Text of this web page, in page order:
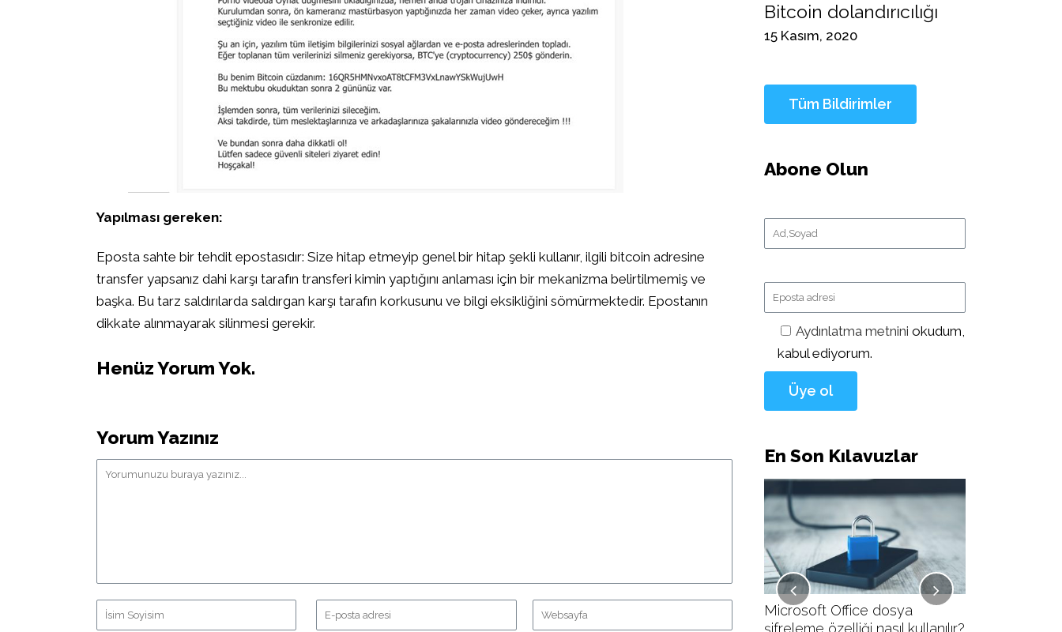
Yapılması gereken:
Eposta sahte bir tehdit epostasıdır: Size hitap etmeyip genel bir hitap şekli kullanır, ilgili bitcoin adresine
transfer yapsanız dahi karşı tarafın transferi kimin yaptığını anlaması için bir mekanizma belirtilmemiş ve
başka. Bu tarz saldırılarda saldırgan karşı tarafın korkusunu ve bilgi eksikliğini sömürmektedir. Epostanın
dikkate alınmayarak silinmesi gerekir.
Henüz Yorum Yok.
Yorum Yazınız
Bitcoin dolandırıcılığı
15 Kasım, 2020
Abone Olun
Aydınlatma metnini okudum,
kabul ediyorum.
En Son Kılavuzlar
Bitlocker Nedir, Nasıl Kullanılır?
Microsoft Office dosya